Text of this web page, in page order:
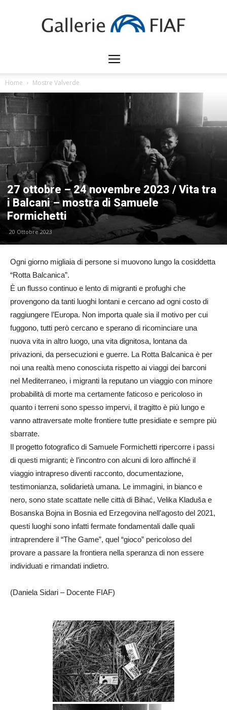
Gallerie
FIAF
Home Mostre Valverde
27 ottobre – 24 novembre 2023 / Vita tra
i Balcani – mostra di Samuele
Formichetti
20 Ottobre 2023
Ogni giorno migliaia di persone si muovono lungo la cosiddetta
“Rotta Balcanica”.
È un flusso continuo e lento di migranti e profughi che
provengono da tanti luoghi lontani e cercano ad ogni costo di
raggiungere l’Europa. Non importa quale sia il motivo per cui
fuggono, tutti però cercano e sperano di ricominciare una
nuova vita in altro luogo, una vita dignitosa, lontana da
privazioni, da persecuzioni e guerre. La Rotta Balcanica è per
noi una realtà meno conosciuta rispetto ai viaggi dei barconi
nel Mediterraneo, i migranti la reputano un viaggio con minore
probabilità di morte ma certamente faticoso e pericoloso in
quanto i terreni sono spesso impervi, il tragitto è più lungo e
vanno attraversate molte frontiere tutte presidiate e sempre più
sbarrate.
Il progetto fotografico di Samuele Formichetti ripercorre i passi
di questi migranti; è l’incontro con alcuni di loro affinché il
viaggio intrapreso diventi racconto, documentazione,
testimonianza, solidarietà umana. Le immagini, in bianco e
nero, sono state scattate nelle città di Bihać, Velika Kladuša e
Bosanska Bojna in Bosnia ed Erzegovina nell’agosto del 2021,
questi luoghi sono infatti fermate fondamentali dalle quali
intraprendere il “The Game”, quel “gioco” pericoloso del
provare a passare la frontiera nella speranza di non essere
individuati e rimandati indietro.
(Daniela Sidari – Docente FIAF)